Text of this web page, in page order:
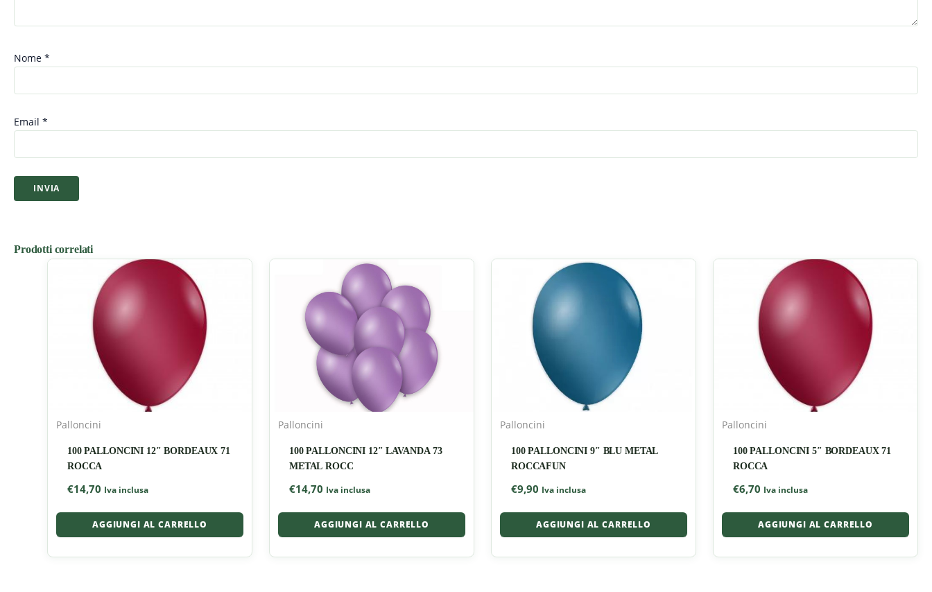
Nome *
Email *
Prodotti correlati
Palloncini
100 PALLONCINI 12″ BORDEAUX 71
ROCCA
€14,70 Iva inclusa
AGGIUNGI AL CARRELLO
Palloncini
100 PALLONCINI 12″ LAVANDA 73
METAL ROCC
€14,70 Iva inclusa
AGGIUNGI AL CARRELLO
Palloncini
100 PALLONCINI 9″ BLU METAL
ROCCAFUN
€9,90 Iva inclusa
AGGIUNGI AL CARRELLO
Palloncini
100 PALLONCINI 5″ BORDEAUX 71
ROCCA
€6,70 Iva inclusa
AGGIUNGI AL CARRELLO